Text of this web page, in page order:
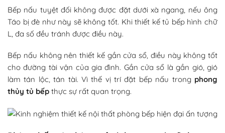
Bếp nấu tuyệt đối không được đặt dưới xà ngang, nếu ông
Táo bị đè như này sẽ không tốt. Khi thiết kế tủ bếp hình chữ
L, đa số đều tránh được điều này.
Bếp nấu không nên thiết kế gần cửa sổ, điều này không tốt
cho đường tài vận của gia đình. Gần cửa sổ là gần gió, gió
làm tán lộc, tán tài. Vì thế vị trí đặt bếp nấu trong phong
thủy tủ bếp thực sự rất quan trọng.